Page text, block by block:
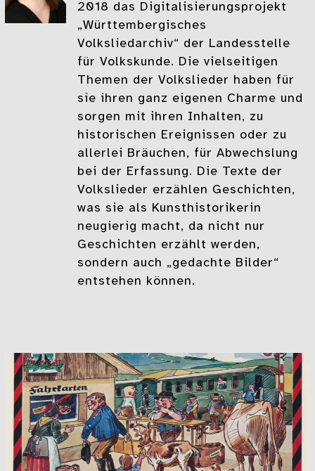
2018 das Digitalisierungsprojekt
„Württembergisches
Volksliedarchiv“ der Landesstelle
für Volkskunde. Die vielseitigen
Themen der Volkslieder haben für
sie ihren ganz eigenen Charme und
sorgen mit ihren Inhalten, zu
historischen Ereignissen oder zu
allerlei Bräuchen, für Abwechslung
bei der Erfassung. Die Texte der
Volkslieder erzählen Geschichten,
was sie als Kunsthistorikerin
neugierig macht, da nicht nur
Geschichten erzählt werden,
sondern auch „gedachte Bilder“
entstehen können.